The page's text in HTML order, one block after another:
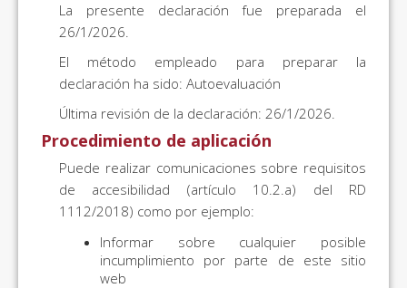
La presente declaración fue preparada el
26/1/2026.
El método empleado para preparar la
declaración ha sido: Autoevaluación
Última revisión de la declaración: 26/1/2026.
Procedimiento de aplicación
Puede realizar comunicaciones sobre requisitos
de accesibilidad (artículo 10.2.a) del RD
1112/2018) como por ejemplo:
Informar sobre cualquier posible
incumplimiento por parte de este sitio
web